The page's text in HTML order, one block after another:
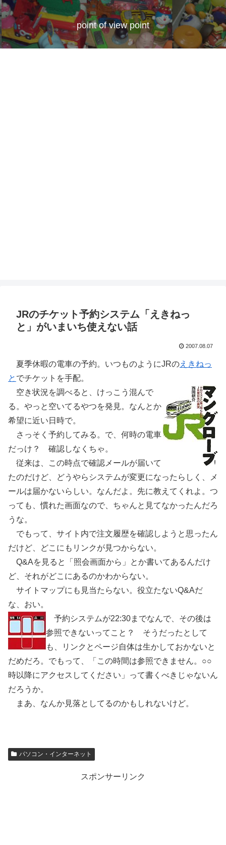
point of view point
JRのチケット予約システム「えきねっ
と」がいまいち使えない話
2007.08.07
夏季休暇の電車の予約。いつものようにJRのえきねっ
と でチケットを手配。
空き状況を調べると、けっこう混んで
る。やっと空いてるやつを発見。なんとか
希望に近い日時で。
さっそく予約してみる。で、何時の電車
だっけ？ 確認しなくちゃ。
従来は、この時点で確認メールが届いて
たのだけど、どうやらシステムが変更になったらしく、メ
ールは届かないらしい。なんだよ。先に教えてくれよ。つ
っても、慣れた画面なので、ちゃんと見てなかったんだろ
うな。
でもって、サイト内で注文履歴を確認しようと思ったん
だけど、どこにもリンクが見つからない。
Q&Aを見ると「照会画面から」とか書いてあるんだけ
ど、それがどこにあるのかわからない。
サイトマップにも見当たらない。役立たないQ&Aだ
な、おい。
予約システムが22:30までなんで、その後は
参照できないってこと？ そうだったとして
も、リンクとページ自体は生かしておかないと
だめだろ。でもって、「この時間は参照できません。○○
時以降にアクセスしてください」って書くべきじゃないん
だろうか。
まあ、なんか見落としてるのかもしれないけど。
パソコン・インターネット
スポンサーリンク